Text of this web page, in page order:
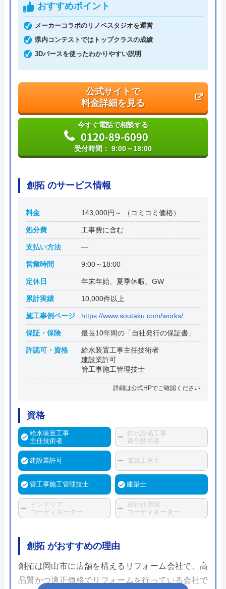
創業・設立 平成4年6月1日創業
本社所在地
〒542-0066
大阪府大阪市中央区瓦屋町3丁目7-3 イ
―スマイルビル
おすすめポイント
メーカーコラボのリノベスタジオを運営
県内コンテストではトップクラスの成績
3Dパースを使ったわかりやすい説明
公式サイトで
料金詳細を見る
今すぐ電話で相談する
0120-89-6090
受付時間： 9:00～18:00
創拓 のサービス情報
料金 143,000円～ （コミコミ価格）
処分費 工事費に含む
支払い方法 ―
営業時間 9:00～18:00
定休日 年末年始、夏季休暇、GW
累計実績 10,000件以上
施工事例ページ https://www.soutaku.com/works/
保証・保険 最長10年間の「自社発行の保証書」
許認可・資格
給水装置工事主任技術者
建設業許可
管工事施工管理技士
詳細は公式HPでご確認ください
資格
給水装置工事
主任技術者
排水設備工事
責任技術者
建設業許可 電気工事士
管工事施工管理技士 建築士
インテリア
コーディネーター
福祉住環境
コーディネーター
創拓 がおすすめの理由
創拓は岡山市に店舗を構えるリフォーム会社で、高
品質かつ適正価格でリフォームを行っている会社で